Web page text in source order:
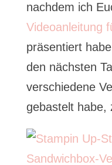
nachdem ich
Videoanleitung
präsentiert
den nächsten
verschiedene
gebastelt habe,